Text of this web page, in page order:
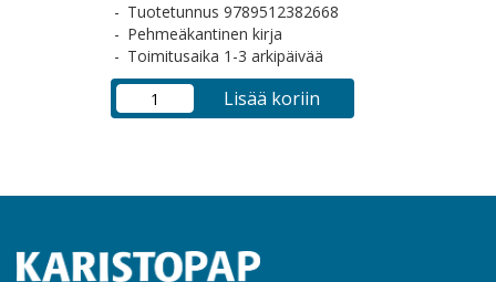
Tuotetunnus 9789512382668
Pehmeäkantinen kirja
Toimitusaika 1-3 arkipäivää
Lisää koriin